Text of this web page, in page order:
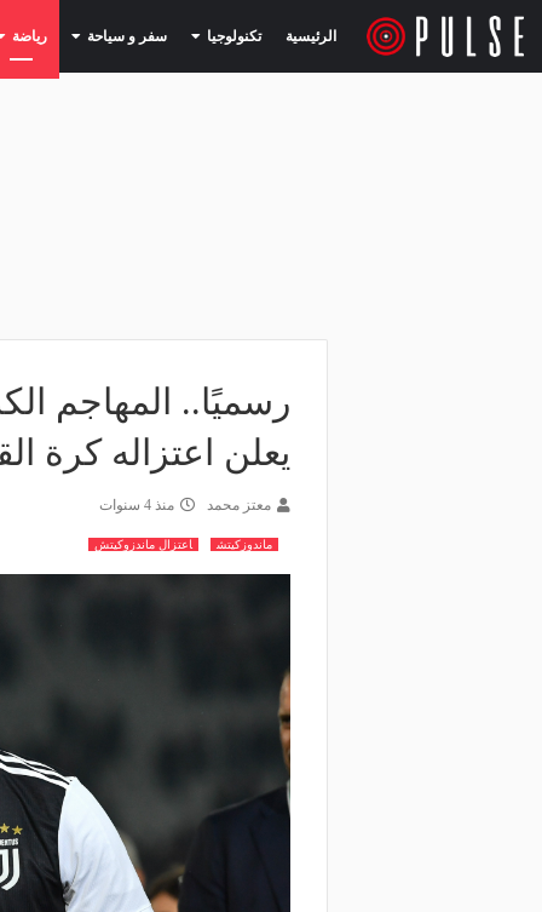
الرئيسية تكنولوجيا (current) سفر و سياحة (current) رياضة
رسميًا.. المهاجم
يعلن اعتزاله كرة
معتز محمد منذ 4 سنوات
ماندوزكيتش اعتزال ماندزوكيتش